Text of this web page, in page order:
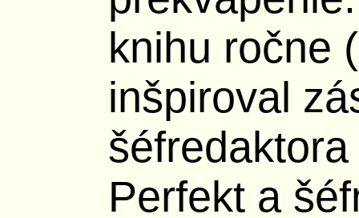
knihu ročne
inšpiroval
Perfekt a